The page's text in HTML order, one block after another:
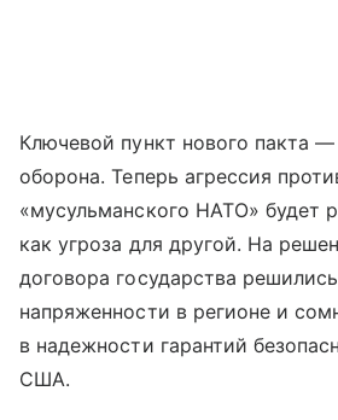
Ключевой пункт нового пакта
оборона. Теперь агрессия
«мусульманского НАТО» будет
как угроза для другой. На
договора государства
напряженности в регионе и
в надежности гарантий
США.